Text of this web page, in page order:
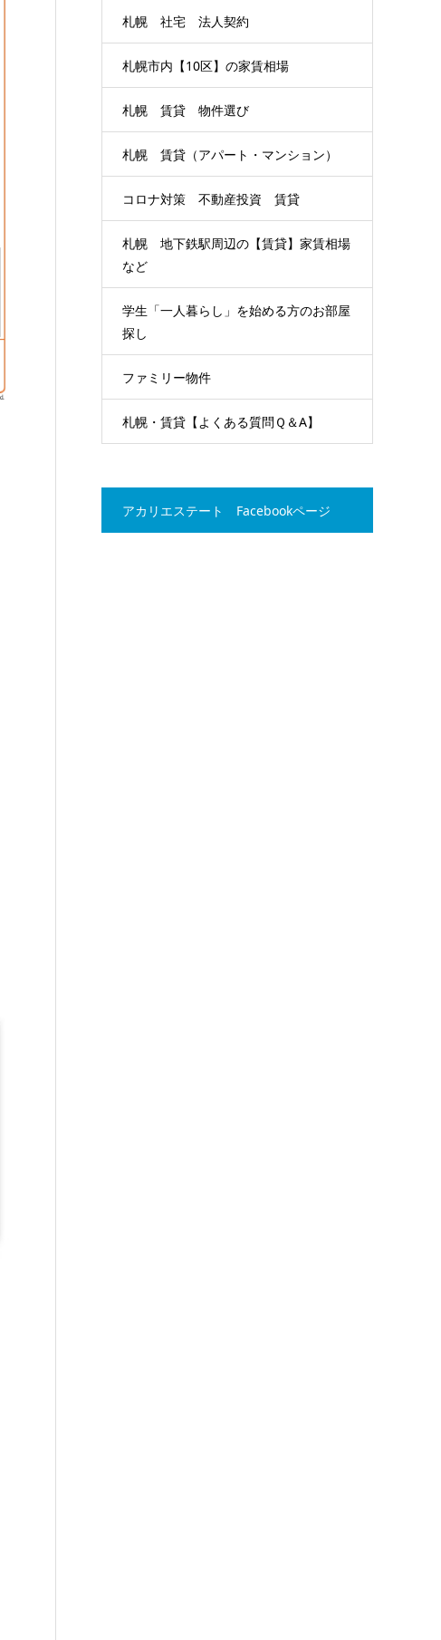
札幌 社宅 法人契約
札幌市内【10区】の家賃相場
札幌 賃貸 物件選び
札幌 賃貸（アパート・マンション）
コロナ対策 不動産投資 賃貸
札幌 地下鉄駅周辺の【賃貸】家賃相場
など
学生「一人暮らし」を始める方のお部屋
探し
ファミリー物件
札幌・賃貸【よくある質問Ｑ＆A】
アカリエステート Facebookページ